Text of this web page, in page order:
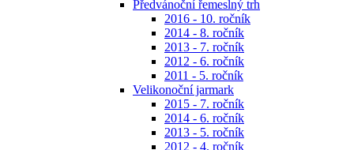
Předvánoční řemeslný trh
2016 - 10. ročník
2014 - 8. ročník
2013 - 7. ročník
2012 - 6. ročník
2011 - 5. ročník
Velikonoční jarmark
2015 - 7. ročník
2014 - 6. ročník
2013 - 5. ročník
2012 - 4. ročník